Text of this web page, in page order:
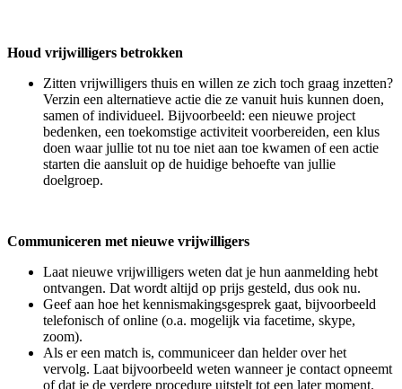
Houd vrijwilligers betrokken
Zitten vrijwilligers thuis en willen ze zich toch graag inzetten?
Verzin een alternatieve actie die ze vanuit huis kunnen doen,
samen of individueel. Bijvoorbeeld: een nieuwe project
bedenken, een toekomstige activiteit voorbereiden, een klus
doen waar jullie tot nu toe niet aan toe kwamen of een actie
starten die aansluit op de huidige behoefte van jullie
doelgroep.
Communiceren met nieuwe vrijwilligers
Laat nieuwe vrijwilligers weten dat je hun aanmelding hebt
ontvangen. Dat wordt altijd op prijs gesteld, dus ook nu.
Geef aan hoe het kennismakingsgesprek gaat, bijvoorbeeld
telefonisch of online (o.a. mogelijk via facetime, skype,
zoom).
Als er een match is, communiceer dan helder over het
vervolg. Laat bijvoorbeeld weten wanneer je contact opneemt
of dat je de verdere procedure uitstelt tot een later moment.